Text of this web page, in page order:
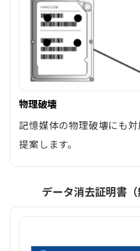
物理破壊
記憶媒体の物理破壊にも
提案します。
データ消去証明書（